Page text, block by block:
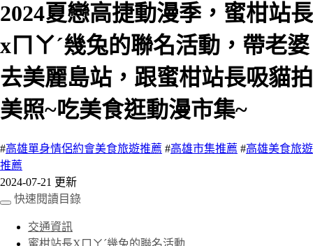
2024夏戀高捷動漫季，蜜柑站長
xㄇㄚˊ幾兔的聯名活動，帶老婆
去美麗島站，跟蜜柑站長吸貓拍
美照~吃美食逛動漫市集~
#高雄單身情侶約會美食旅遊推薦 #高雄市集推薦 #高雄美食旅遊
推薦
2024-07-21 更新
快速閱讀目錄
交通資訊
蜜柑站長Xㄇㄚˊ幾兔的聯名活動